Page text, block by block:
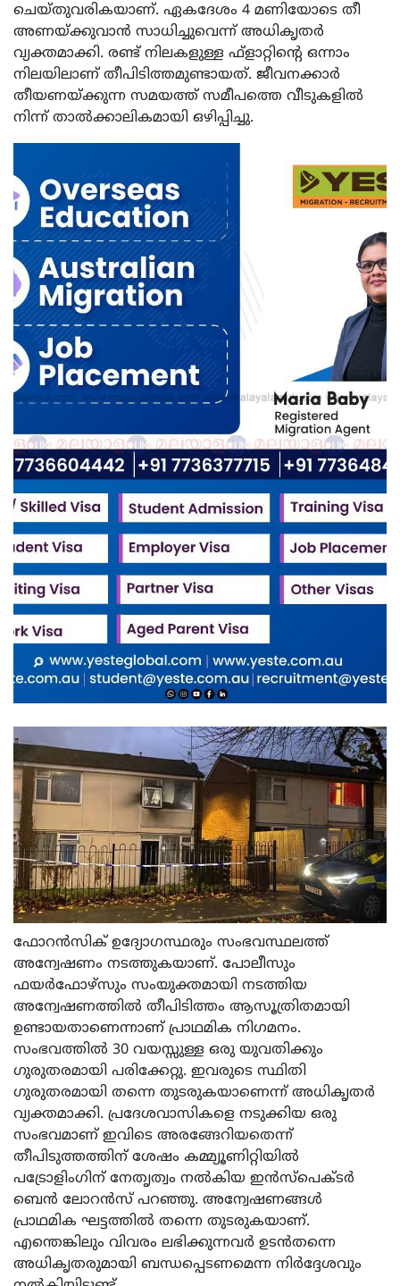
ചെയ്തുവരികയാണ്. ഏകദേശം 4 മണിയോടെ തീ
അണയ്ക്കുവാൻ സാധിച്ചുവെന്ന് അധികൃതർ
വ്യക്തമാക്കി. രണ്ട് നിലകളുള്ള ഫ്‌ളാറ്റിന്റെ ഒന്നാം
നിലയിലാണ് തീപിടിത്തമുണ്ടായത്. ജീവനക്കാർ
തീയണയ്ക്കുന്ന സമയത്ത് സമീപത്തെ വീടുകളിൽ
നിന്ന് താൽക്കാലികമായി ഒഴിപ്പിച്ചു.
ഫോറൻസിക് ഉദ്യോഗസ്ഥരും സംഭവസ്ഥലത്ത്
അന്വേഷണം നടത്തുകയാണ്. പോലീസും
ഫയർഫോഴ്‌സും സംയുക്തമായി നടത്തിയ
അന്വേഷണത്തിൽ തീപിടിത്തം ആസൂത്രിതമായി
ഉണ്ടായതാണെന്നാണ് പ്രാഥമിക നിഗമനം.
സംഭവത്തിൽ 30 വയസ്സുള്ള ഒരു യുവതിക്കും
ഗുരുതരമായി പരിക്കേറ്റു. ഇവരുടെ സ്ഥിതി
ഗുരുതരമായി തന്നെ തുടരുകയാണെന്ന് അധികൃതർ
വ്യക്തമാക്കി. പ്രദേശവാസികളെ നടുക്കിയ ഒരു
സംഭവമാണ് ഇവിടെ അരങ്ങേറിയതെന്ന്
തീപിടുത്തത്തിന് ശേഷം കമ്മ്യൂണിറ്റിയിൽ
പട്രോളിംഗിന് നേതൃത്വം നൽകിയ ഇൻസ്‌പെക്ടർ
ബെൻ ലോറൻസ് പറഞ്ഞു. അന്വേഷണങ്ങൾ
പ്രാഥമിക ഘട്ടത്തിൽ തന്നെ തുടരുകയാണ്.
എന്തെങ്കിലും വിവരം ലഭിക്കുന്നവർ ഉടൻതന്നെ
അധികൃതരുമായി ബന്ധപ്പെടണമെന്ന നിർദ്ദേശവും